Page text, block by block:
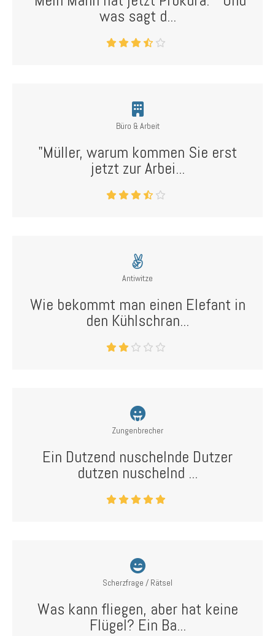
was sagt d...
Büro & Arbeit
"Müller, warum kommen Sie erst
jetzt zur Arbei...
Antiwitze
Wie bekommt man einen Elefant in
den Kühlschran...
Zungenbrecher
Ein Dutzend nuschelnde Dutzer
dutzen nuschelnd ...
Scherzfrage / Rätsel
Was kann fliegen, aber hat keine
Flügel? Ein Ba...